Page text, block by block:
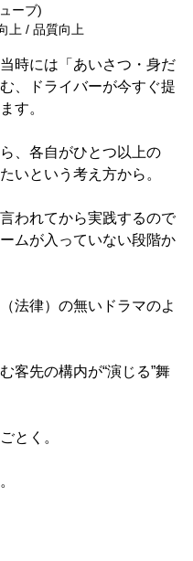
ーブ)
上 / 品質向上
時には「あいさつ・身だ
、ドライバーが今すぐ提
す。
、各自がひとつ以上の
いという考え方から。
われてから実践するので
ムが入っていない段階か
法律）の無いドラマのよ
客先の構内が“演じる”舞
とく。